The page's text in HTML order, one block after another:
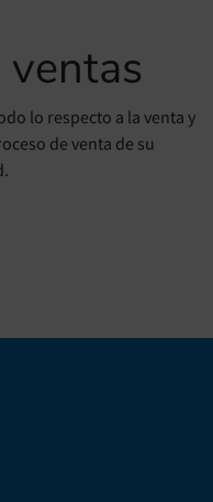
lo respecto a la venta y
de venta de su